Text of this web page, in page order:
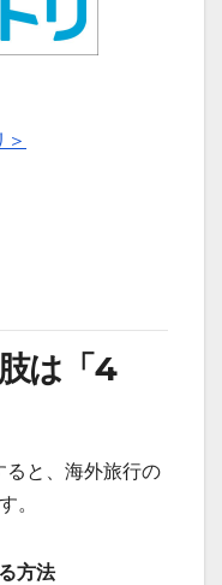
は「4
ると、海外旅行の
。
方法